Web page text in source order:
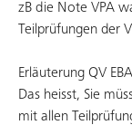
zB die Note VPA
Teilprüfungen der
Erläuterung QV EBA
Das heisst, Sie
mit allen